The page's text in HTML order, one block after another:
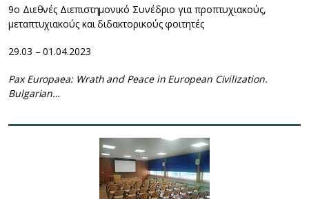
9ο Διεθνές Διεπιστημονικό Συνέδριο για προπτυχιακούς,
μεταπτυχιακούς και διδακτορικούς φοιτητές
29.03 – 01.04.2023
Pax Europaea: Wrath and Peace in European Civilization.
Bulgarian…